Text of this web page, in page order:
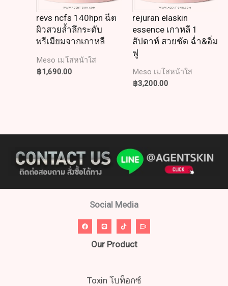
revs ncfs 140hpn ฉีด
ผิวสวยล้ำลึกระดับ
พรีเมียมจากเกาหลี
Meso เมโสหน้าใส
฿1,690.00
rejuran elaskin
essence เกาหลี 1
สัปดาห์ สวยชัด ฉ่ำ&อิ่ม
ฟู
Meso เมโสหน้าใส
฿3,200.00
Social Media
Our Product
Toxin โบท็อกซ์